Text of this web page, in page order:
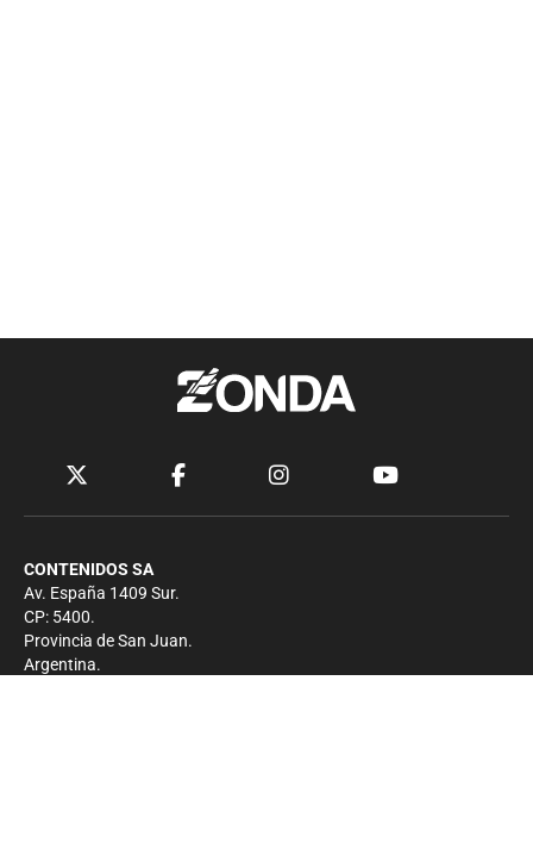
CONTENIDOS SA
Av. España 1409 Sur.
CP: 5400.
Provincia de San Juan.
Argentina.